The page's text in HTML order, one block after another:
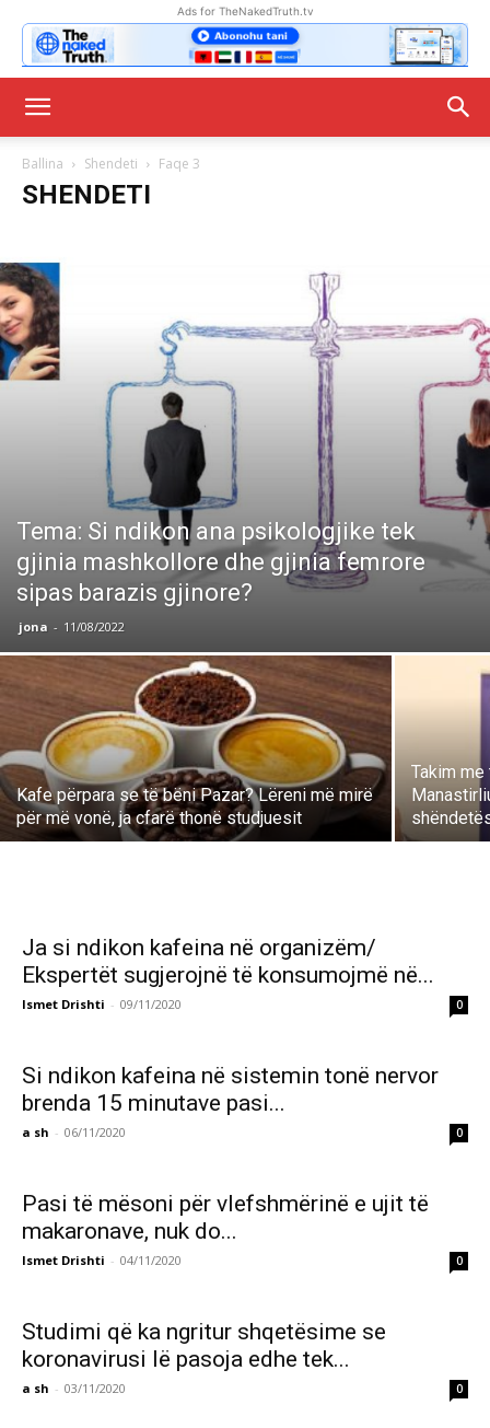
Ads for TheNakedTruth.tv
Ballina Shendeti Faqe 3
SHENDETI
Tema: Si ndikon ana psikologjike tek
gjinia mashkollore dhe gjinia femrore
sipas barazis gjinore?
jona - 11/08/2022
Kafe përpara se të bëni Pazar? Lëreni më mirë
për më vonë, ja cfarë thonë studjuesit
Takim
Ja si ndikon kafeina në organizëm/
Ekspertët sugjerojnë të konsumojmë në...
Ismet Drishti - 09/11/2020 0
Si ndikon kafeina në sistemin tonë nervor
brenda 15 minutave pasi...
a sh - 06/11/2020 0
Pasi të mësoni për vlefshmërinë e ujit të
makaronave, nuk do...
Ismet Drishti - 04/11/2020 0
Studimi që ka ngritur shqetësime se
koronavirusi lë pasoja edhe tek...
a sh - 03/11/2020 0